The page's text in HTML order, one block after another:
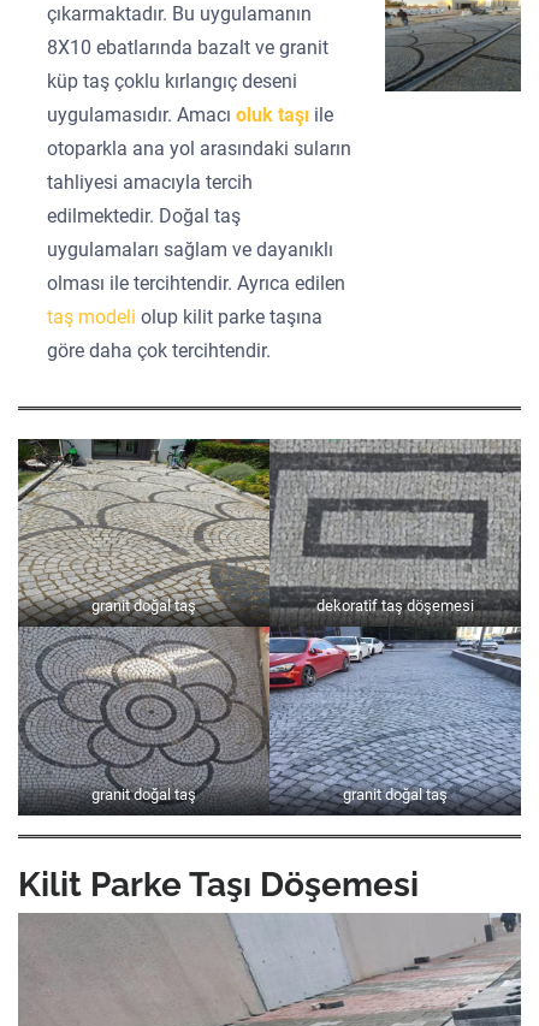
çıkarmaktadır. Bu uygulamanın
8X10 ebatlarında bazalt ve granit
küp taş çoklu kırlangıç deseni
uygulamasıdır. Amacıoluk taşı ile
otoparkla ana yol arasındaki suların
tahliyesi amacıyla tercih
edilmektedir. Doğal taş
uygulamaları sağlam ve dayanıklı
olması ile tercihtendir. Ayrıca edilen
taş modeliolup kilit parke taşına
göre daha çok tercihtendir.
granit doğal taş dekoratif taş döşemesi
granit doğal taş granit doğal taş
Kilit Parke Taşı Döşemesi